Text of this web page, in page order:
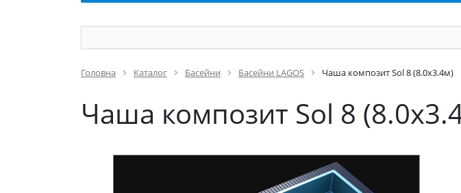
Головна Каталог Басейни Басейни LAGOS Чаша композит Sol 8 (8.0х3.4м)
Чаша композит Sol 8